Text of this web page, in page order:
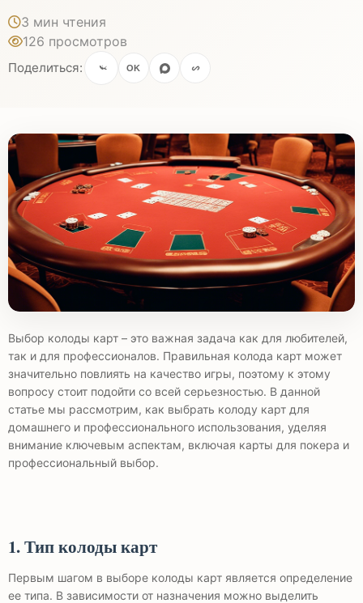
3 мин чтения
126 просмотров
Поделиться: OK
Выбор колоды карт – это важная задача как для любителей,
так и для профессионалов. Правильная колода карт может
значительно повлиять на качество игры, поэтому к этому
вопросу стоит подойти со всей серьезностью. В данной
статье мы рассмотрим, как выбрать колоду карт для
домашнего и профессионального использования, уделяя
внимание ключевым аспектам, включая карты для покера и
профессиональный выбор.
1. Тип колоды карт
Первым шагом в выборе колоды карт является определение
ее типа. В зависимости от назначения можно выделить